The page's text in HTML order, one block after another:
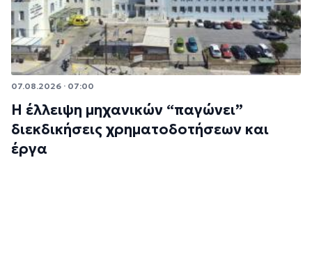
07.08.2026 · 07:00
Η έλλειψη μηχανικών “παγώνει”
διεκδικήσεις χρηματοδοτήσεων και
έργα